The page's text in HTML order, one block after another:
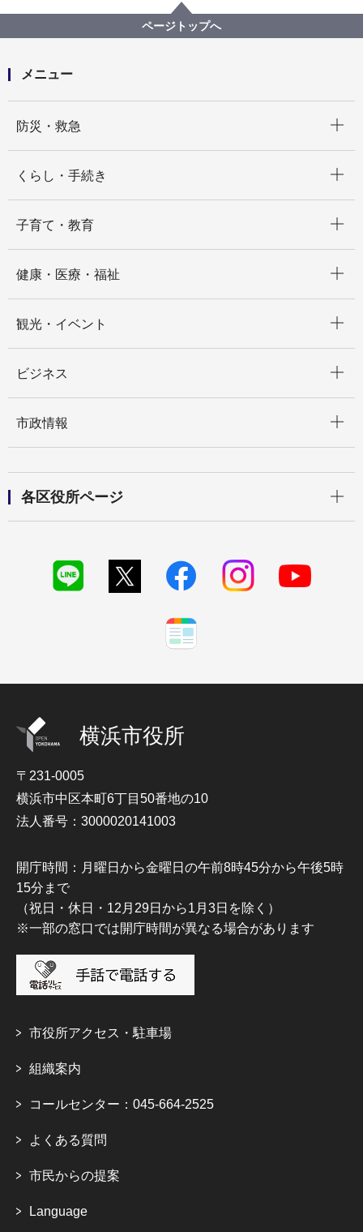
環境アセスメント
横浜市環境影響評価審査会
横浜市環境影響評価審査会開催記録
ページトップへ
メニュー
防災・救急
くらし・手続き
子育て・教育
健康・医療・福祉
観光・イベント
ビジネス
市政情報
各区役所ページ
横浜市役所
〒231-0005
横浜市中区本町6丁目50番地の10
法人番号：3000020141003
開庁時間：月曜日から金曜日の午前8時45分から午後5時
15分まで
（祝日・休日・12月29日から1月3日を除く）
※一部の窓口では開庁時間が異なる場合があります
市役所アクセス・駐車場
組織案内
コールセンター：045-664-2525
よくある質問
市民からの提案
Language